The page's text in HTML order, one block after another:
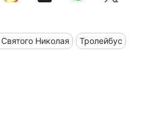
Николая Тролейбус